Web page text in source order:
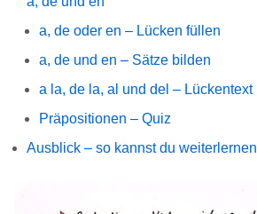
a, de oder en – Lücken füllen
a, de und en – Sätze bilden
a la, de la, al und del – Lückentext
Präpositionen – Quiz
Ausblick – so kannst du weiterlernen